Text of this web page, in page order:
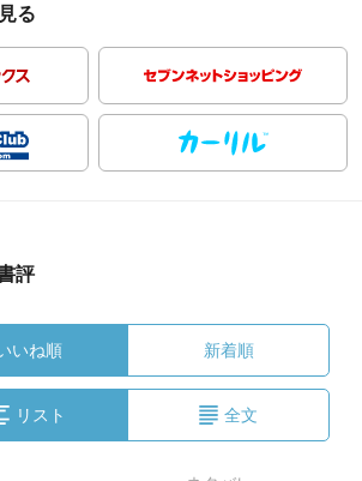
る
評
いね順 新着順
リスト 全文